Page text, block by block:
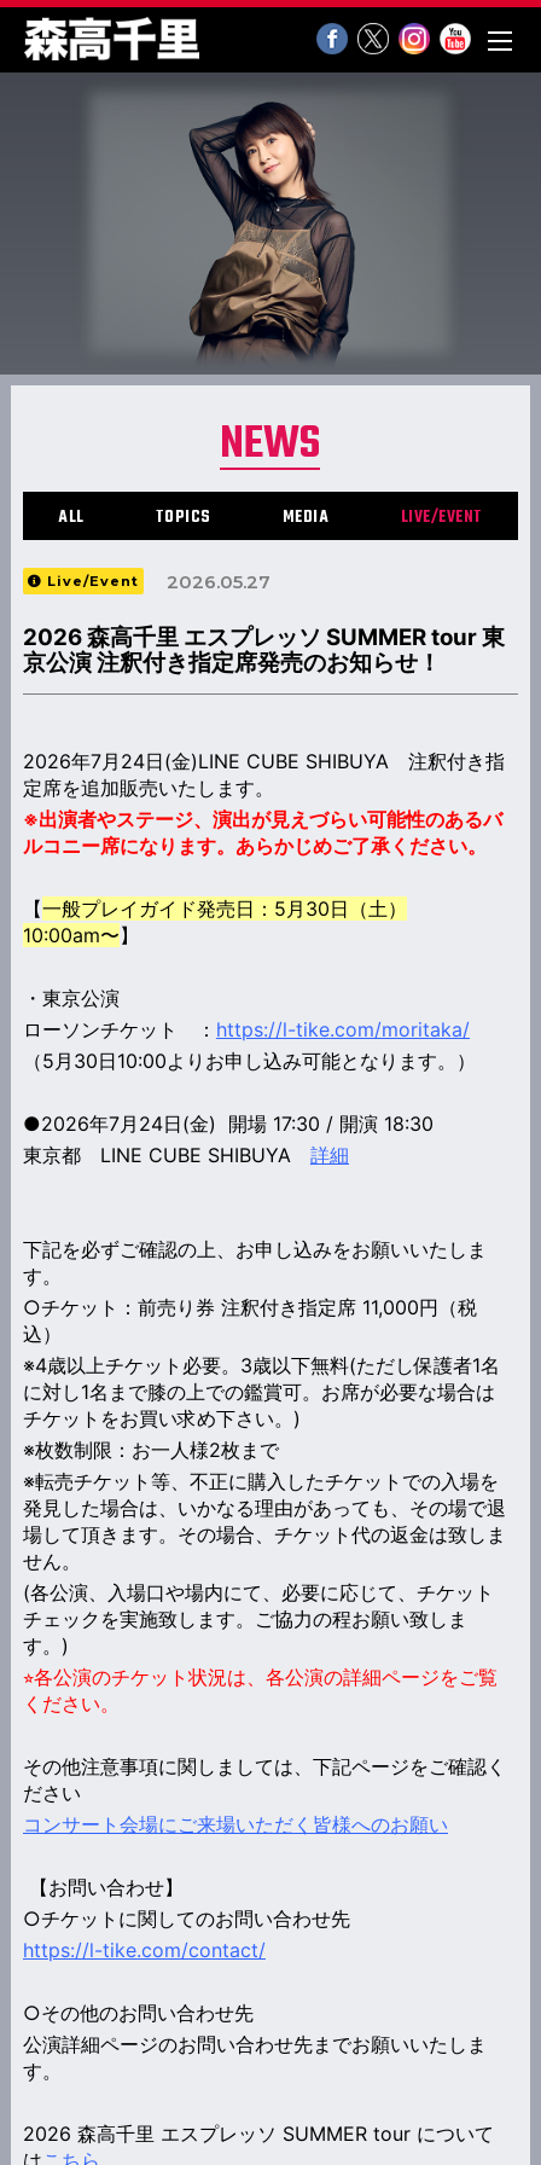
NEWS
ALL TOPICS MEDIA LIVE/EVENT
Live/Event 2026.05.27
2026 森高千里 エスプレッソ SUMMER tour 東
京公演 注釈付き指定席発売のお知らせ！
2026年7月24日(金)LINE CUBE SHIBUYA 注釈付き指
定席を追加販売いたします。
※出演者やステージ、演出が見えづらい可能性のあるバ
ルコニー席になります。 あらかじめご了承ください。
【一般プレイガイド発売日：5月30日（土）
10:00am〜】
・東京公演
ローソンチケット ： https://l-tike.com/moritaka/
（5月30日10:00よりお申し込み可能となります。）
●2026年7月24日(金) 開場 17:30 / 開演 18:30
東京都 LINE CUBE SHIBUYA 詳細
下記を必ずご確認の上、お申し込みをお願いいたしま
す。
○チケット：前売り券 注釈付き指定席 11,000円（税
込）
※4歳以上チケット必要。3歳以下無料(ただし保護者1名
に対し1名まで膝の上での鑑賞可。お席が必要な場合は
チケットをお買い求め下さい。)
※枚数制限：お一人様2枚まで
※転売チケット等、不正に購入したチケットでの入場を
発見した場合は、いかなる理由があっても、その場で退
場して頂きます。その場合、チケット代の返金は致しま
せん。
(各公演、入場口や場内にて、必要に応じて、チケット
チェックを実施致します。ご協力の程お願い致しま
す。)
⭐︎各公演のチケット状況は、各公演の詳細ページをご覧
ください。
その他注意事項に関しましては、下記ページをご確認く
ださい
コンサート会場にご来場いただく皆様へのお願い
【お問い合わせ】
○チケットに関してのお問い合わせ先
https://l-tike.com/contact/
○その他のお問い合わせ先
公演詳細ページのお問い合わせ先までお願いいたしま
す。
2026 森高千里 エスプレッソ SUMMER tour について
は こちら